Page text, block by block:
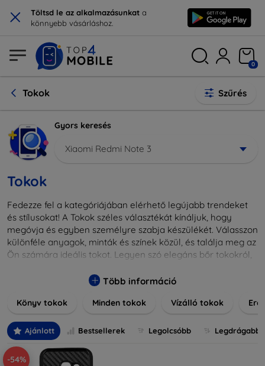
× Töltsd le az alkalmazásunkat a
könnyebb vásárláshoz.
0
Tokok Szűrés
Gyors keresés
Xiaomi Redmi Note 3
Tokok
Fedezze fel a kategóriájában elérhető legújabb trendeket
és stílusokat! A Tokok széles választékát kínáljuk, hogy
megóvja és egyben személyre szabja készülékét. Válasszon
különféle anyagok, minták és színek közül, és találja meg az
Ön számára ideális tokot. Legyen szó elegáns bőr tokokról,
nálunk mindenki megtalálja a stílusához leginkább illő
különlegesebbé eszközeit a tökéletes tokkal!
Több információ
Könyv tokok Minden tokok Vízálló tokok
Ajánlott Bestsellerek Legolcsóbb Legdrágabb
-54%